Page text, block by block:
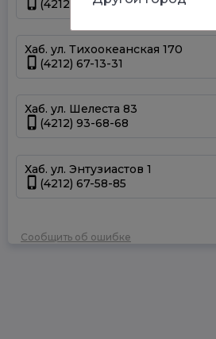
(4212) 50-67-37
Хаб. ул. Тихоокеанская 170
(4212) 67-13-31
Хаб. ул. Шелеста 83
(4212) 93-68-68
Хаб. ул. Энтузиастов 1
(4212) 67-58-85
Сообщить об ошибке